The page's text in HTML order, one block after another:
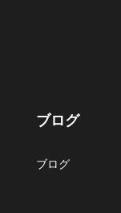
ブログ
ブログ